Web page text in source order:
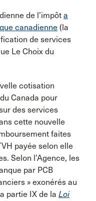
de l’impôt a
canadienne (la
de services
Le Choix du
cotisation
Canada pour
des services
cette nouvelle
faites
payée selon elle
Selon l’Agence, les
par PCB
» exonérés au
partie IX de la Loi